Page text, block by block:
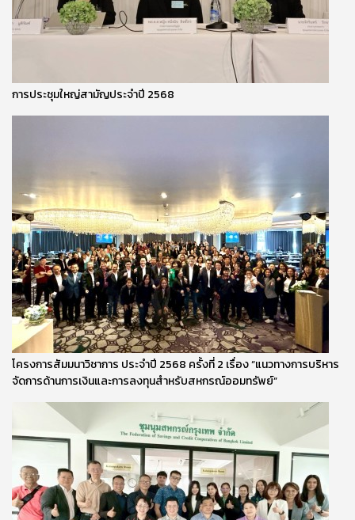
การประชุมใหญ่สามัญประจำปี 2568
โครงการสัมมนาวิชาการ ประจำปี 2568 ครั้งที่ 2 เรื่อง “แนวทางการบริหาร
จัดการด้านการเงินและการลงทุนสำหรับสหกรณ์ออมทรัพย์”